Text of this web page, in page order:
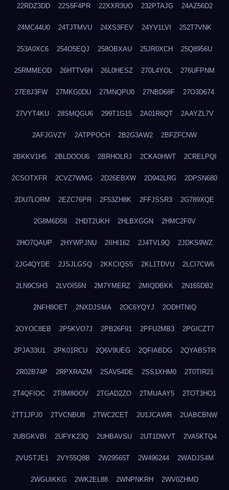
22RDZ3DD 22S5F4PR 22XXR3UO 232PTAJG 24AZ56D2
24MC44U0 24TJTMVU 24XS3FEV 24YV1LVI 252T7VNK
253A0XC6 254O5EQJ 258OBXAU 25JR0XCH 25Q8956U
25RMMEOD 26HTTV6H 26L0HESZ 270L4YOL 276UFPNM
27E8J3FW 27MKG0DU 27MNQPU0 27NBD68F 27O3D674
27VYT4KU 28SMQGU6 299T1G15 2A01R6QT 2AAYZL7V
2AFJGVZY 2ATPPOCH 2B2G3AW2 2BFZFCNW
2BKKV1H5 2BLDOOU6 2BRHOLRJ 2CKA0HWT 2CRELPQI
2CSOTXFR 2CVZ7WMG 2D26EBXW 2D942LRG 2DPSN680
2DU7LORM 2EZC76PR 2F53ZH8K 2FFJSSR3 2G789XQE
2G8M6D58 2HDT2UKH 2HLBXGGN 2HMC2F0V
2HO7QAUP 2HYWPJNU 2IIHI162 2J4TVL9Q 2JDKS9WZ
2JG4QYDE 2JSJLGSQ 2KKCIQS5 2KL1TDVU 2LCI7CW6
2LN9C5H3 2LVOI55N 2M7YMERZ 2MIQDBKK 2N165DB2
2NFH8OET 2NXDJSMA 2OC6YQYJ 2ODHTNIQ
2OYOC8EB 2P5KVO7J 2PB26F91 2PFU2MB3 2PGICZT7
2PJA33U1 2PK01RCU 2Q6V9UEG 2QFIABDG 2QYABSTR
2R02B74P 2RPXRAZM 2SAV54DE 2SS1XHM0 2T0TIR21
2T4QFIOC 2T8M8OOV 2TGAD2ZO 2TMUAAY5 2TOT3HO1
2TT1JPJ0 2TVCNBU8 2TWC2CET 2U1JCAWR 2UABCBNW
2UBGKVBI 2UFYK23Q 2UHBAVSU 2UT1DWVT 2VA5KTQ4
2VUSTJE1 2VY55Q8B 2W29565T 2W496244 2WADJS4M
2WGUIKKG 2WK2EL88 2WNPNKRH 2WV0ZHMD